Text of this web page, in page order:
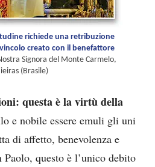
richiede una retribuzione
creato con il benefattore
Signora del Monte Carmelo,
(Brasile)
questa è la virtù della
e nobile essere emuli gli uni
di affetto, benevolenza e
Paolo, questo è l’unico debito